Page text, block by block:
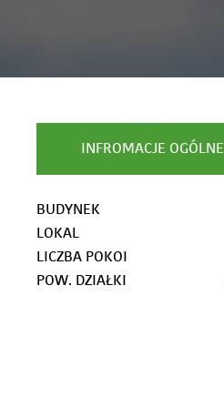
INFROMACJE OGÓLNE
BUDYNEK
LOKAL
LICZBA POKOI
POW. DZIAŁKI